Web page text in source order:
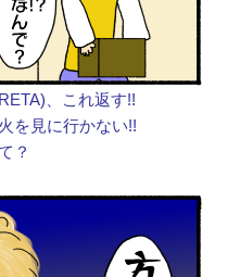
、これ返す!!
に行かない!!
？